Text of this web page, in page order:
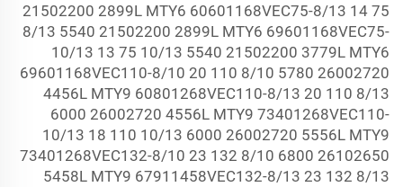
21502200 2899L MTY6 60601168VEC75-8/13 14 75
8/13 5540 21502200 2899L MTY6 69601168VEC75-
10/13 13 75 10/13 5540 21502200 3779L MTY6
69601168VEC110-8/10 20 110 8/10 5780 26002720
4456L MTY9 60801268VEC110-8/13 20 110 8/13
6000 26002720 4556L MTY9 73401268VEC110-
10/13 18 110 10/13 6000 26002720 5556L MTY9
73401268VEC132-8/10 23 132 8/10 6800 26102650
5458L MTY9 67911458VEC132-8/13 23 132 8/13